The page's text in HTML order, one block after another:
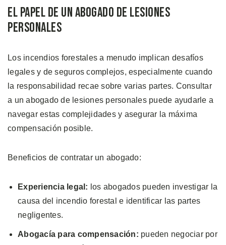
El Papel de un Abogado de Lesiones
Personales
Los incendios forestales a menudo implican desafíos
legales y de seguros complejos, especialmente cuando
la responsabilidad recae sobre varias partes. Consultar
a un abogado de lesiones personales puede ayudarle a
navegar estas complejidades y asegurar la máxima
compensación posible.
Beneficios de contratar un abogado:
Experiencia legal: los abogados pueden investigar la
causa del incendio forestal e identificar las partes
negligentes.
Abogacía para compensación: pueden negociar por